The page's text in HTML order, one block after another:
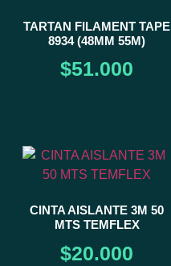
TARTAN FILAMENT TAPE
8934 (48MM 55M)
$51.000
CINTA AISLANTE 3M 50
MTS TEMFLEX
$20.000